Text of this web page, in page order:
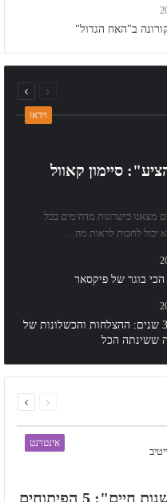
ב"האח הגדול"
וידאו
סיימון קאוול
מצאנו כישרונות מדהימים בכל
יכול לחכות לראות מה…
בוגר של פיקסאר
ווינדוס חוגגת 35 שנים: ההצלחות והכשלונות של
ששינתה הכל
אינטרנט
"בעזרת טכנולוגיה אפשר לשנות חיים": 5 הפיתוחים